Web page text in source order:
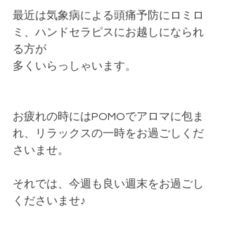
最近は気象病による頭痛予防にロミロ
ミ、ハンドセラピスにお越しになられ
る方が
多くいらっしゃいます。
お疲れの時にはPOMOでアロマに包ま
れ、リラックスの一時をお過ごしくだ
さいませ。
それでは、今週も良い週末をお過ごし
くださいませ♪